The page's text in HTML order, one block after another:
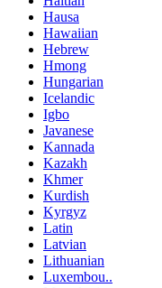
Hausa
Hawaiian
Hebrew
Hmong
Hungarian
Icelandic
Igbo
Javanese
Kannada
Kazakh
Khmer
Kurdish
Kyrgyz
Latin
Latvian
Lithuanian
Luxembou..